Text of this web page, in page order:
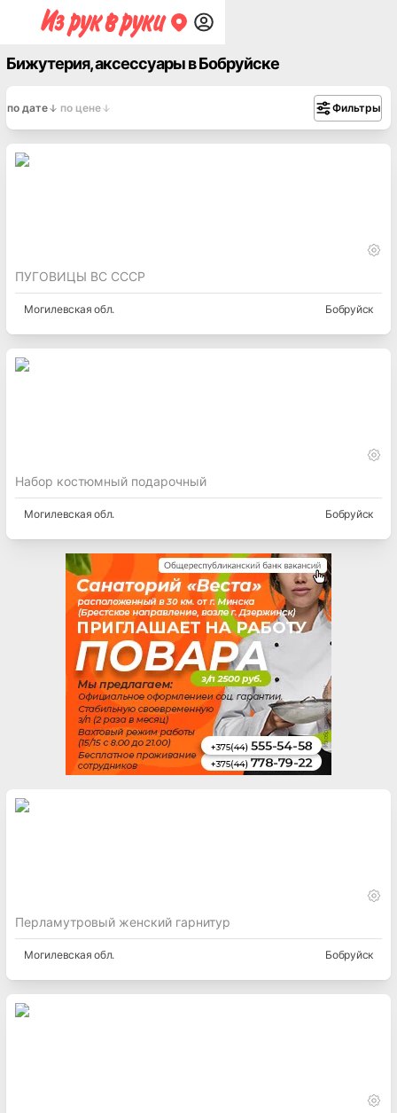
Бижутерия, аксессуары в Бобруйске
по дате по цене Фильтры
ПУГОВИЦЫ ВС СССР
Могилевская обл. Бобруйск
Набор костюмный подарочный
Могилевская обл. Бобруйск
Перламутровый женский гарнитур
Могилевская обл. Бобруйск